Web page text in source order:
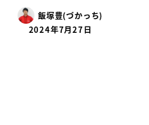
飯塚豊(づかっち)
2024年7月27日